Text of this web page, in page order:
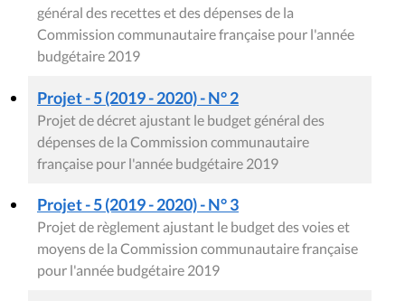
général des recettes et des dépenses de la
Commission communautaire française pour l'année
budgétaire 2019
Projet - 5 (2019 - 2020) - N° 2
Projet de décret ajustant le budget général des
dépenses de la Commission communautaire
française pour l'année budgétaire 2019
Projet - 5 (2019 - 2020) - N° 3
Projet de règlement ajustant le budget des voies et
moyens de la Commission communautaire française
pour l'année budgétaire 2019